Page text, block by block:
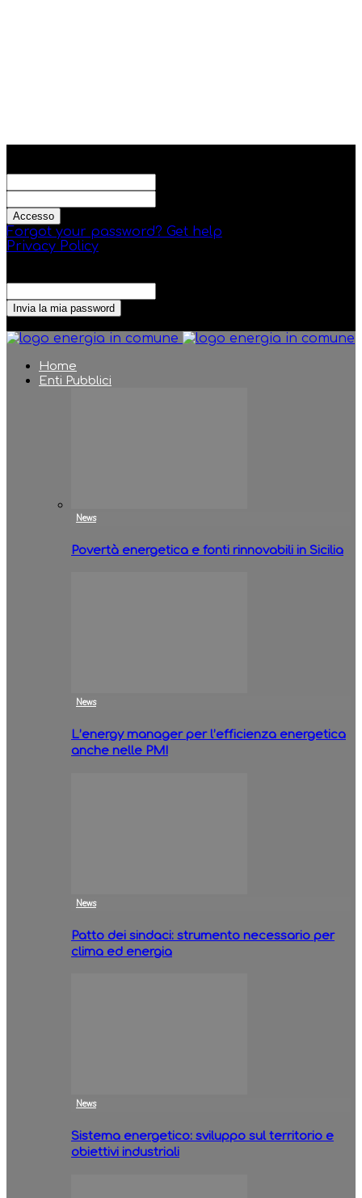
Forgot your password? Get help
Privacy Policy
Home
Enti Pubblici
News
Povertà energetica e fonti rinnovabili in Sicilia
News
L’energy manager per l’efficienza energetica
anche nelle PMI
News
Patto dei sindaci: strumento necessario per
clima ed energia
News
Sistema energetico: sviluppo sul territorio e
obiettivi industriali